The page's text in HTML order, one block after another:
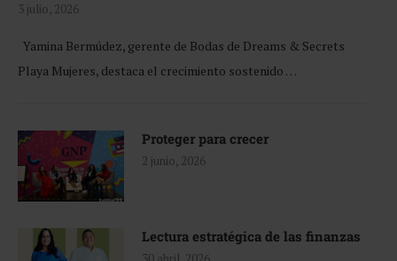
3 julio, 2026
Yamina Bermúdez, gerente de Bodas de Dreams & Secrets
Playa Mujeres, destaca el crecimiento sostenido …
Proteger para crecer
2 junio, 2026
Lectura estratégica de las finanzas